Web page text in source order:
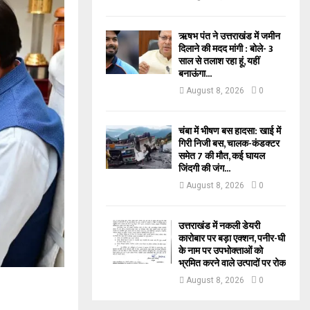
ऋषभ पंत ने उत्तराखंड में जमीन
दिलाने की मदद मांगी : बोले- 3
साल से तलाश रहा हूं, यहीं
बनाऊंगा...
August 8, 2026 0
चंबा में भीषण बस हादसा: खाई में
गिरी निजी बस, चालक-कंडक्टर
समेत 7 की मौत, कई घायल
जिंदगी की जंग...
August 8, 2026 0
उत्तराखंड में नकली डेयरी
कारोबार पर बड़ा एक्शन, पनीर-घी
के नाम पर उपभोक्ताओं को
भ्रमित करने वाले उत्पादों पर रोक
August 8, 2026 0